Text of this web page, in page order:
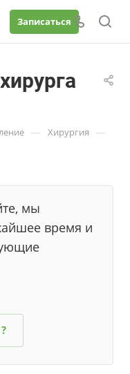
Записаться
— Хирургия —
мы
время и
?